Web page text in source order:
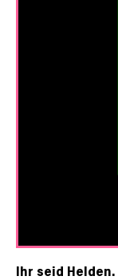
Ihr seid Helden.